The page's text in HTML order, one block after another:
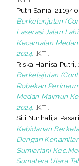
Putri Sania,
Berkelanjutan
Laserasi Jalan
Kecamatan
2024. [KTI]
Riska Hanisa Putri,
Berkelajutan
Robekan
Medan Maimun
2024. [KTI]
Siti Nurhalija
Kebidanan
Dengan
Sumiariani
Sumatera Utara